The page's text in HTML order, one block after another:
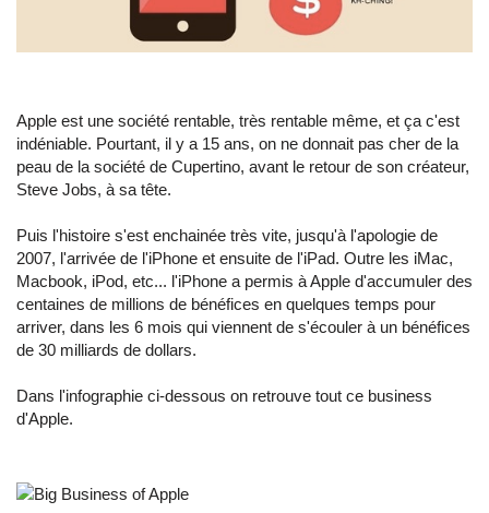
Apple est une société rentable, très rentable même, et ça c'est
indéniable. Pourtant, il y a 15 ans, on ne donnait pas cher de la
peau de la société de Cupertino, avant le retour de son créateur,
Steve Jobs, à sa tête.
Puis l'histoire s'est enchainée très vite, jusqu'à l'apologie de
2007, l'arrivée de l'iPhone et ensuite de l'iPad. Outre les iMac,
Macbook, iPod, etc... l'iPhone a permis à Apple d'accumuler des
centaines de millions de bénéfices en quelques temps pour
arriver, dans les 6 mois qui viennent de s'écouler à un bénéfices
de 30 milliards de dollars.
Dans l'infographie ci-dessous on retrouve tout ce business
d'Apple.